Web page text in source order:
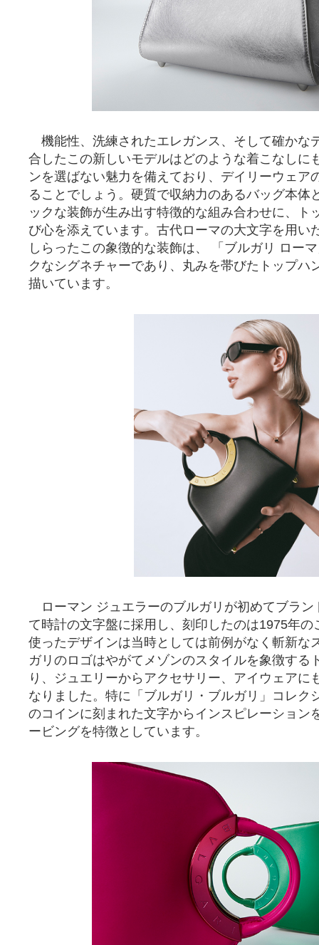
機能性、洗練されたエレガンス、そして確かな
合したこの新しいモデルはどのような着こなしに
ンを選ばない魅力を備えており、デイリーウェア
ることでしょう。硬質で収納力のあるバッグ本体
ックな装飾が生み出す特徴的な組み合わせに、ト
び心を添えています。古代ローマの大文字を用い
しらったこの象徴的な装飾は、 「ブルガリ ロー
クなシグネチャーであり、丸みを帯びたトップハ
描いています。
ローマン ジュエラーのブルガリが初めてブラン
て時計の文字盤に採用し、刻印したのは1975年の
使ったデザインは当時としては前例がなく斬新な
ガリのロゴはやがてメゾンのスタイルを象徴する
り、ジュエリーからアクセサリー、アイウェアに
なりました。特に「ブルガリ・ブルガリ」コレク
のコインに刻まれた文字からインスピレーション
ービングを特徴としています。